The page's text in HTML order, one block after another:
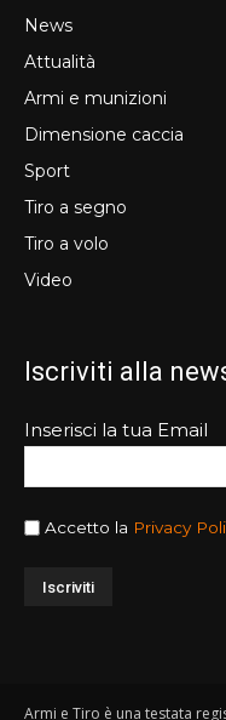
News
Attualità
Armi e munizioni
Dimensione caccia
Sport
Tiro a segno
Tiro a volo
Video
Iscriviti alla
Inserisci la tua Email
Accetto la Privacy
Armi e Tiro è una testata